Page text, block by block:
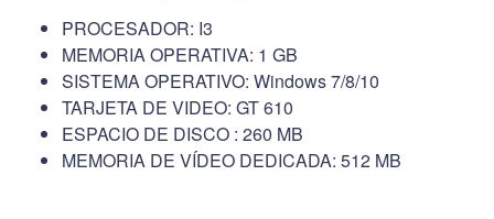
PROCESADOR: I3
MEMORIA OPERATIVA: 1 GB
SISTEMA OPERATIVO: Windows 7/8/10
TARJETA DE VIDEO: GT 610
ESPACIO DE DISCO : 260 MB
MEMORIA DE VÍDEO DEDICADA: 512 MB